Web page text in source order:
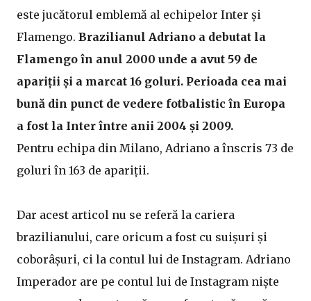
este jucătorul emblemă al echipelor Inter și
Flamengo. Brazilianul Adriano a debutat la
Flamengo în anul 2000 unde a avut 59 de
apariții și a marcat 16 goluri. Perioada cea mai
bună din punct de vedere fotbalistic în Europa
a fost la Inter între anii 2004 și 2009.
Pentru echipa din Milano, Adriano a înscris 73 de
goluri în 163 de apariții.
Dar acest articol nu se referă la cariera
brazilianului, care oricum a fost cu suișuri și
coborâșuri, ci la contul lui de Instagram. Adriano
Imperador are pe contul lui de Instagram niște